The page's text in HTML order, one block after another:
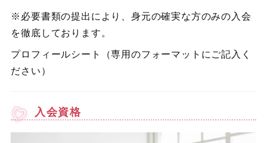
※必要書類の提出により、身元の確実な方のみの入会
を徹底しております。
プロフィールシート（専用のフォーマットにご記入く
ださい）
入会資格